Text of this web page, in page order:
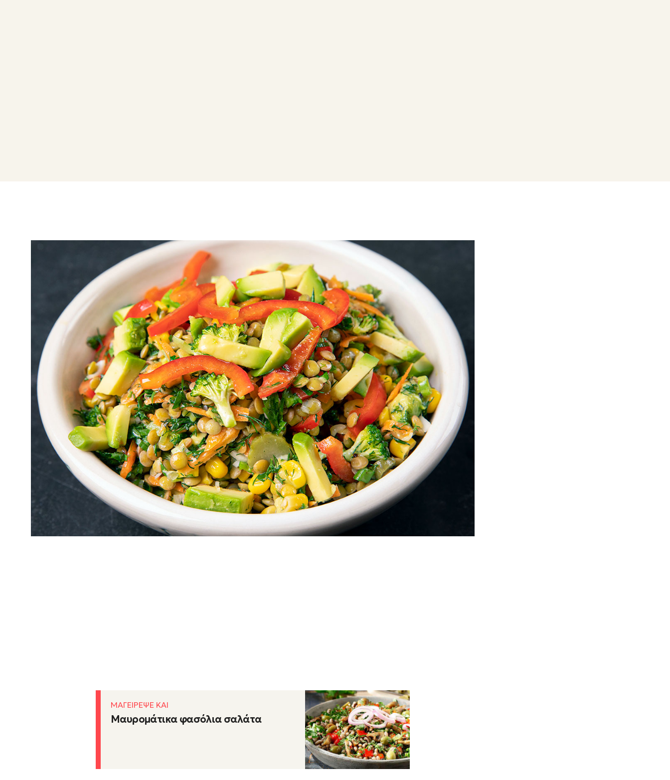
Σαλάτα με όσπρια είναι ένα θρεπτικό και χορταστικό πιάτο, ιδανικό για
κύριο γεύμα ή συνοδευτικό.
Τα
όσπριαείναι από τα πατροπαράδοτα υλικά που είναι ριζωμένα στην
ελληνική κουζίνα. Γεμάτα υγεία και θρεπτικά συστατικά τα όσπρια με
κάποιες παραδοσιακές συνταγές μεγάλωσαν γενιές και γενιές. Με
αναγνωρισμένη τη θρεπτική τους αξία, πλέον τα όσπρια μπαίνουν και
σεσαλάτεςκαι μας δίνουν περισσότερες επιλογές για να τα
απολαύσουμε.
Σαλάτες με όσπρια λοιπόν, κάποιες γνωστές και παραδοσιακές,
κάποιες πιο νέες και υποσχόμενες. Το κοινό τους χαρακτηριστικό είναι η
ατελείωτη γεύση και η ευεργετική δράση που έχουν στην υγεία μας.
Μια εύκολη πασπαρτού σαλάτα με όσπρια είναι αυτή με τα
μαυρομάτικα. Χρώματα, γεύση και αρώματα ξεχυλίζουν αυτό το πιάτο
που πάει με όλα αλλά μπορεί να σταθεί και μόνο του. Βάλτε αυτή τη
δροσερή και μυρωδάτη σαλάτα στην καθημερινότητά σας και σκεφτείτε
το σαν μια χάρη στον εαυτό σας.
ΜΑΓΕΙΡΕΨΕ ΚΑΙ
Μαυρομάτικα φασόλια σαλάτα